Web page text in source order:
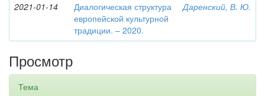
2021-01-14
Диалогическая структура
европейской культурной
традиции. – 2020.
Даренский, В. Ю.
Просмотр
Тема